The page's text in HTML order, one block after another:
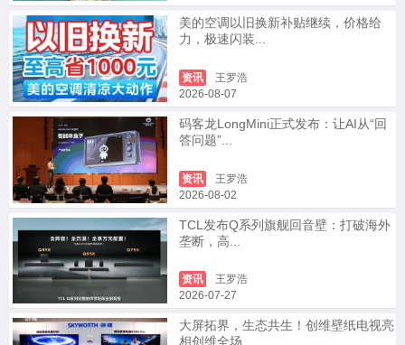
美的空调以旧换新补贴继续，价格给
力，极速闪装...
资讯
王罗浩
2026-08-07
码客龙LongMini正式发布：让AI从“回
答问题”...
资讯
王罗浩
2026-08-02
TCL发布Q系列旗舰回音壁：打破海外
垄断，高...
资讯
王罗浩
2026-07-27
大屏拓界，生态共生！创维壁纸电视亮
相创维全场...